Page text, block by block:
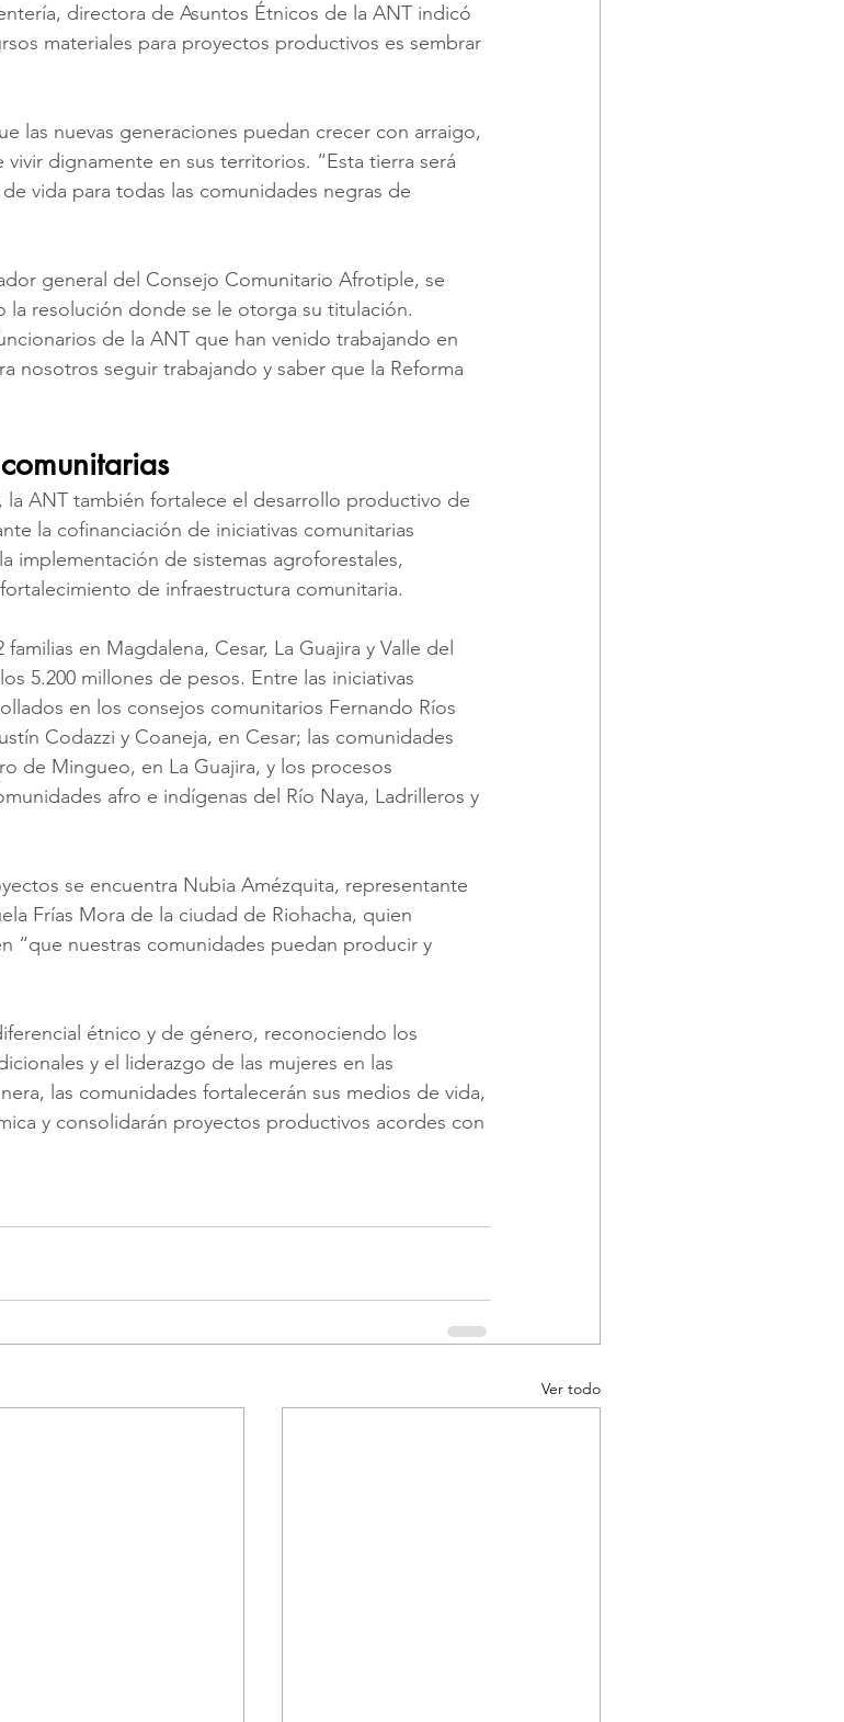
directora de Asuntos Étnicos de la ANT indicó
materiales para proyectos productivos es sembrar
las nuevas generaciones puedan crecer con arraigo,
dignamente en sus territorios. “Esta tierra será
vida para todas las comunidades negras de
general del Consejo Comunitario Afrotiple, se
la resolución donde se le otorga su titulación.
de la ANT que han venido trabajando en
nosotros seguir trabajando y saber que la Reforma
la ANT también fortalece el desarrollo productivo de
la cofinanciación de iniciativas comunitarias
implementación de sistemas agroforestales,
de infraestructura comunitaria.
en Magdalena, Cesar, La Guajira y Valle del
5.200 millones de pesos. Entre las iniciativas
en los consejos comunitarios Fernando Ríos
Codazzi y Coaneja, en Cesar; las comunidades
de Mingueo, en La Guajira, y los procesos
afro e indígenas del Río Naya, Ladrilleros y
se encuentra Nubia Amézquita, representante
Frías Mora de la ciudad de Riohacha, quien
“que nuestras comunidades puedan producir y
étnico y de género, reconociendo los
y el liderazgo de las mujeres en las
las comunidades fortalecerán sus medios de vida,
y consolidarán proyectos productivos acordes con
Ver todo